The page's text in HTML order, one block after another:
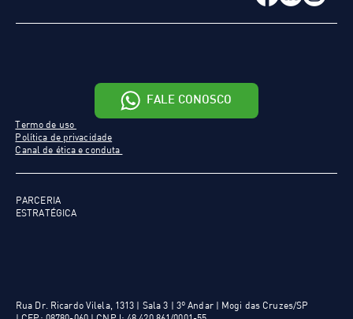
FALE CONOSCO
Termo de uso
Política de privacidade
Canal de ética e conduta
PARCERIA
ESTRATÉGICA
Rua Dr. Ricardo Vilela, 1313 | Sala 3 | 3º Andar | Mogi das Cruzes/SP